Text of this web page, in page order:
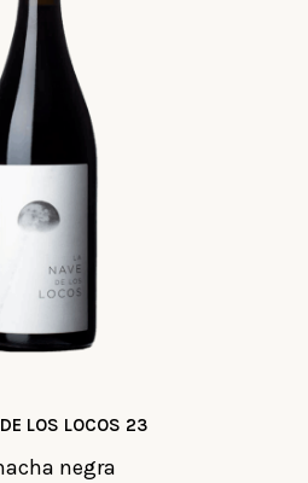
LOS LOCOS 23
negra